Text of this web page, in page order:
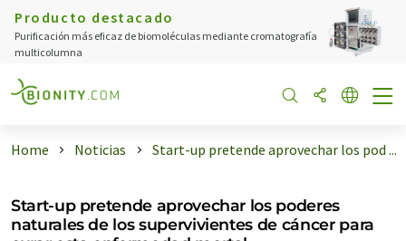
Producto destacado
Purificación más eficaz de biomoléculas mediante cromatografía
multicolumna
Home Noticias Start-up pretende aprovechar los pod ...
Start-up pretende aprovechar los poderes
naturales de los supervivientes de cáncer para